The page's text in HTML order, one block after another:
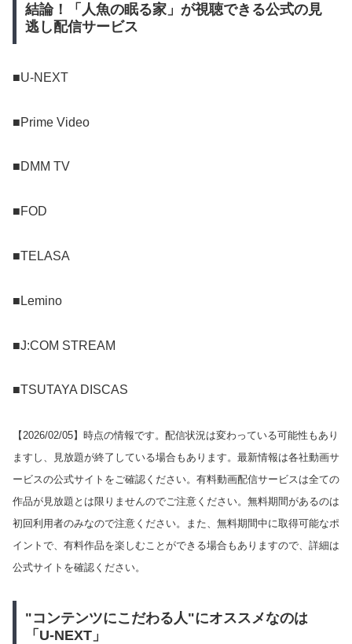
結論！「人魚の眠る家」が視聴できる公式の見
逃し配信サービス
■U-NEXT
■Prime Video
■DMM TV
■FOD
■TELASA
■Lemino
■J:COM STREAM
■TSUTAYA DISCAS
【2026/02/05】時点の情報です。配信状況は変わっている可能性もあり
ますし、見放題が終了している場合もあります。最新情報は各社動画サ
ービスの公式サイトをご確認ください。有料動画配信サービスは全ての
作品が見放題とは限りませんのでご注意ください。無料期間があるのは
初回利用者のみなので注意ください。また、無料期間中に取得可能なポ
イントで、有料作品を楽しむことができる場合もありますので、詳細は
公式サイトを確認ください。
"コンテンツにこだわる人"にオススメなのは
「U-NEXT」